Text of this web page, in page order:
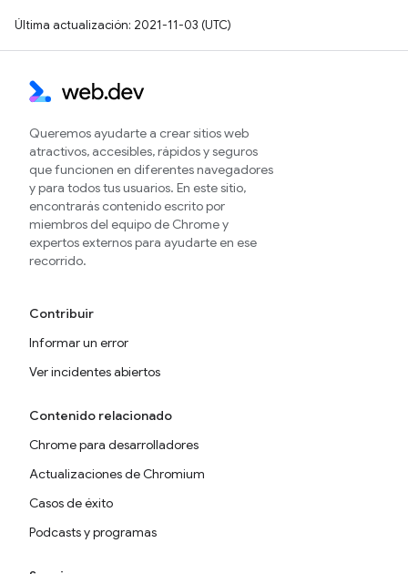
Última actualización: 2021-11-03 (UTC)
Queremos ayudarte a crear sitios web
atractivos, accesibles, rápidos y seguros
que funcionen en diferentes navegadores
y para todos tus usuarios. En este sitio,
encontrarás contenido escrito por
miembros del equipo de Chrome y
expertos externos para ayudarte en ese
recorrido.
Contribuir
Informar un error
Ver incidentes abiertos
Contenido relacionado
Chrome para desarrolladores
Actualizaciones de Chromium
Casos de éxito
Podcasts y programas